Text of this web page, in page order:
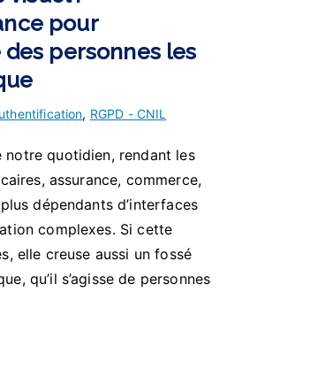
pour
personnes les
, RGPD - CNIL
notre quotidien, rendant les
assurance, commerce,
dépendants d’interfaces
complexes. Si cette
elle creuse aussi un fossé
qu’il s’agisse de personnes